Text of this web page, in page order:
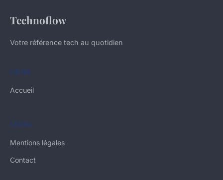
Technoflow
Votre référence tech au quotidien
LIENS
Accueil
LÉGAL
Mentions légales
Contact